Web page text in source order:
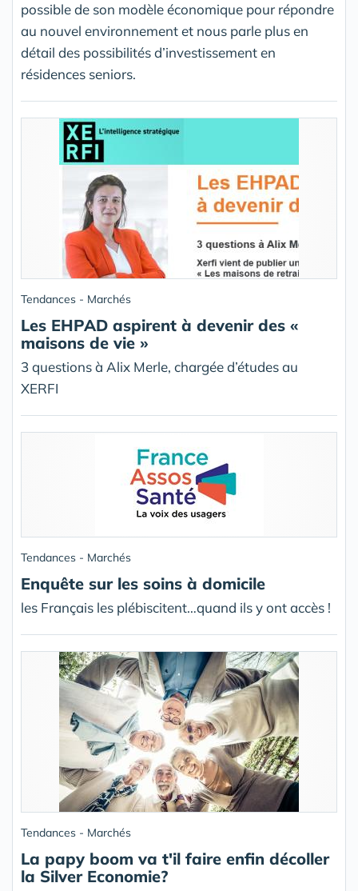
possible de son modèle économique pour répondre
au nouvel environnement et nous parle plus en
détail des possibilités d’investissement en
résidences seniors.
Tendances - Marchés
Les EHPAD aspirent à devenir des «
maisons de vie »
3 questions à Alix Merle, chargée d’études au
XERFI
Tendances - Marchés
Enquête sur les soins à domicile
les Français les plébiscitent…quand ils y ont accès !
Tendances - Marchés
La papy boom va t'il faire enfin décoller
la Silver Economie?